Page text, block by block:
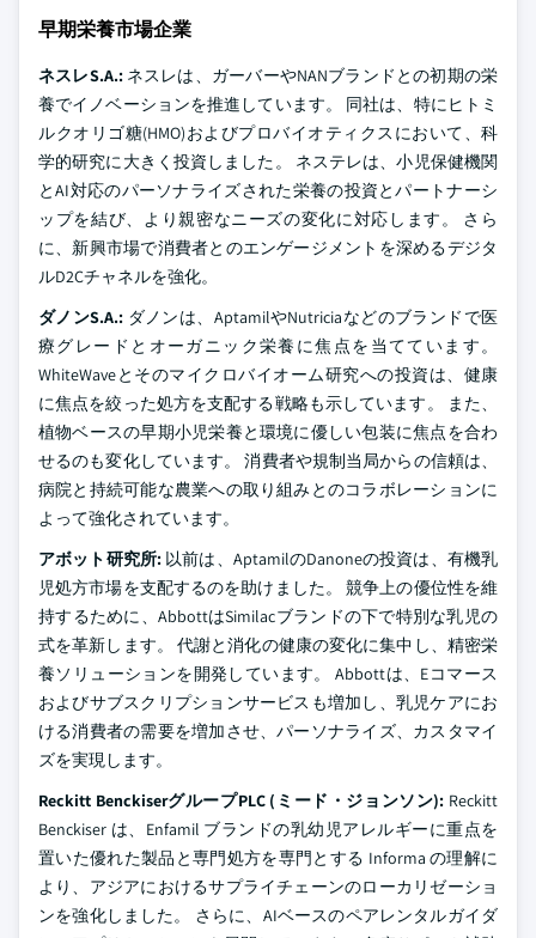
早期栄養市場企業
ネスレS.A.:ネスレは、ガーバーやNANブランドとの初期の栄
養でイノベーションを推進しています。 同社は、特にヒトミ
ルクオリゴ糖(HMO)およびプロバイオティクスにおいて、科
学的研究に大きく投資しました。 ネステレは、小児保健機関
とAI対応のパーソナライズされた栄養の投資とパートナーシ
ップを結び、より親密なニーズの変化に対応します。 さら
に、新興市場で消費者とのエンゲージメントを深めるデジタ
ルD2Cチャネルを強化。
ダノンS.A.: ダノンは、AptamilやNutriciaなどのブランドで医
療グレードとオーガニック栄養に焦点を当てています。
WhiteWaveとそのマイクロバイオーム研究への投資は、健康
に焦点を絞った処方を支配する戦略も示しています。 また、
植物ベースの早期小児栄養と環境に優しい包装に焦点を合わ
せるのも変化しています。 消費者や規制当局からの信頼は、
病院と持続可能な農業への取り組みとのコラボレーションに
よって強化されています。
アボット研究所:以前は、AptamilのDanoneの投資は、有機乳
児処方市場を支配するのを助けました。 競争上の優位性を維
持するために、AbbottはSimilacブランドの下で特別な乳児の
式を革新します。 代謝と消化の健康の変化に集中し、精密栄
養ソリューションを開発しています。 Abbottは、Eコマース
およびサブスクリプションサービスも増加し、乳児ケアにお
ける消費者の需要を増加させ、パーソナライズ、カスタマイ
ズを実現します。
Reckitt BenckiserグループPLC (ミード・ジョンソン): Reckitt
Benckiser は、Enfamil ブランドの乳幼児アレルギーに重点を
置いた優れた製品と専門処方を専門とする Informa の理解に
より、アジアにおけるサプライチェーンのローカリゼーショ
ンを強化しました。 さらに、AIベースのペアレンタルガイダ